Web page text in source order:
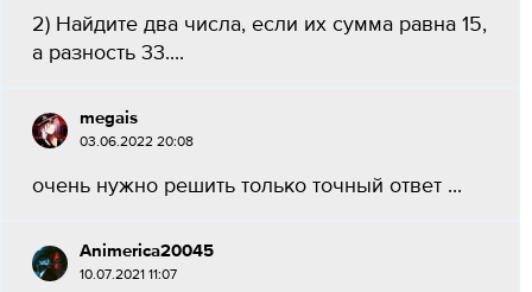
2) Найдите два числа, если их сумма равна 15,
а разность 33.​...
megais
03.06.2022 20:08
очень нужно решить только точный ответ ​...
Animerica20045
10.07.2021 11:07